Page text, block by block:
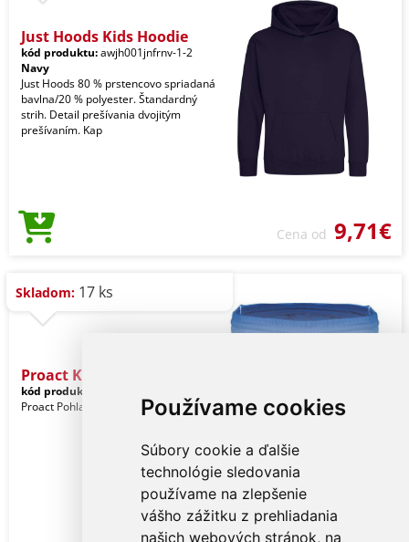
Používame cookies
Súbory cookie a ďalšie
technológie sledovania
používame na zlepšenie
vášho zážitku z prehliadania
našich webových stránok, na
Just Hoods Kids Hoodie
kód produktu:awjh001jnfrnv-1-2
Navy
Just Hoods 80 % prstencovo spriadaná
bavlna/20 % polyester. Štandardný
strih. Detail prešívania dvojitým
prešívaním. Kap
Cena od 9,71€
Skladom: 17 ks
Proact Kid's Basket Ball
kód produktu:
Proact Pohlavie: Deti